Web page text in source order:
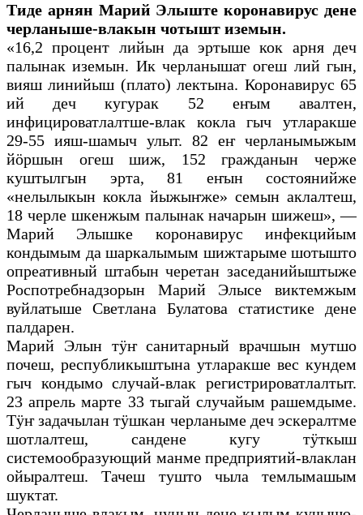
Тиде арнян Марий Элыште коронавирус дене
черланыше-влакын чотышт иземын.
«16,2 процент лийын да эртыше кок арня деч
палынак иземын. Ик черланышат огеш лий гын,
вияш линийыш (плато) лектына. Коронавирус 65
ий деч кугурак 52 еҥым авалтен,
инфицироватлалтше-влак кокла гыч утларакше
29-55 ияш-шамыч улыт. 82 еҥ черланымыжым
йӧршын огеш шиж, 152 гражданын черже
куштылгын эрта, 81 еҥын состоянийже
«нелылыкын кокла йыжыҥже» семын аклалтеш,
18 черле шкенжым палынак начарын шижеш», —
Марий Элышке коронавирус инфекцийым
кондымым да шаркалымым шижтарыме шотышто
опреативный штабын черетан заседанийыштыже
Роспотребнадзорын Марий Элысе виктемжым
вуйлатыше Светлана Булатова статистике дене
палдарен.
Марий Элын тӱҥ санитарный врачшын мутшо
почеш, республикыштына утларакше вес кундем
гыч кондымо случай-влак регистрироватлалтыт.
23 апрель марте 33 тыгай случайым рашемдыме.
Тӱҥ задачылан тӱшкан черланыме деч эскералтме
шотлалтеш, сандене кугу тӱткыш
системообразующий манме предприятий-влаклан
ойыралтеш. Тачеш тушто чыла темлымашым
шуктат.